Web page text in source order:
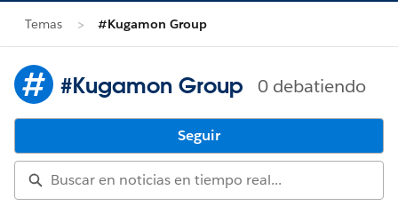
Temas #Kugamon Group
#Kugamon Group 0 debatiendo
Seguir